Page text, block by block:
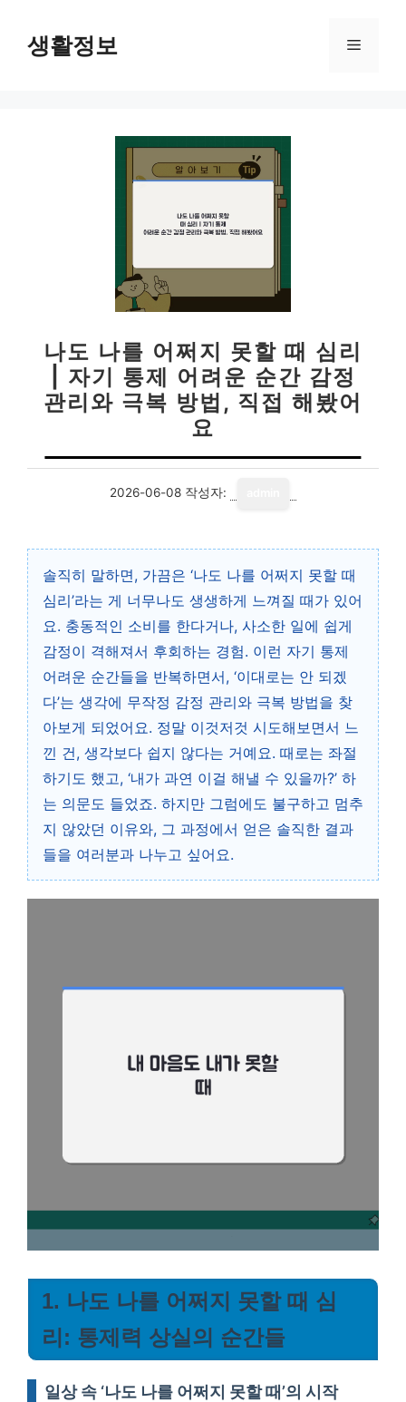
생활정보 메
나도 나를 어쩌지 못할 때 심리
| 자기 통제 어려운 순간 감정
관리와 극복 방법, 직접 해봤어
요
2026-06-08 작성자:
솔직히 말하면, 가끔은 ‘나도 나를 어쩌지 못할 때
심리’라는 게 너무나도 생생하게 느껴질 때가 있어
요. 충동적인 소비를 한다거나, 사소한 일에 쉽게
감정이 격해져서 후회하는 경험. 이런 자기 통제
어려운 순간들을 반복하면서, ‘이대로는 안 되겠
다’는 생각에 무작정 감정 관리와 극복 방법을 찾
아보게 되었어요. 정말 이것저것 시도해보면서 느
낀 건, 생각보다 쉽지 않다는 거예요. 때로는 좌절
하기도 했고, ‘내가 과연 이걸 해낼 수 있을까?’ 하
는 의문도 들었죠. 하지만 그럼에도 불구하고 멈추
지 않았던 이유와, 그 과정에서 얻은 솔직한 결과
들을 여러분과 나누고 싶어요.
1. 나도 나를 어쩌지 못할 때 심
리: 통제력 상실의 순간들
일상 속 ‘나도 나를 어쩌지 못할 때’의 시작